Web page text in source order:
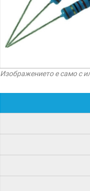
Изображението е само с